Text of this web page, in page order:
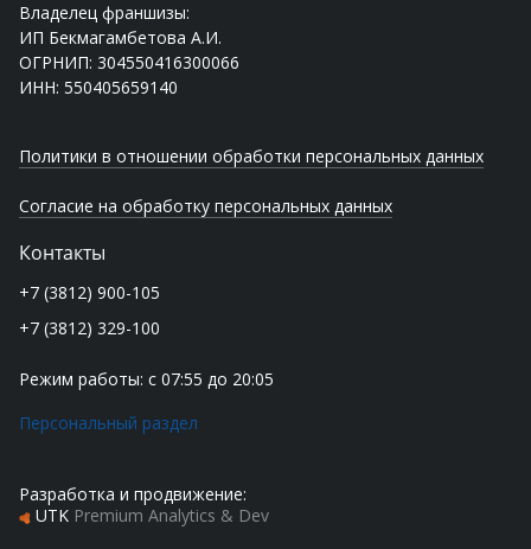
Владелец франшизы:
ИП Бекмагамбетова А.И.
ОГРНИП: 304550416300066
ИНН: 550405659140
Политики в отношении обработки персональных данных
Согласие на обработку персональных данных
Контакты
+7 (3812) 900-105
+7 (3812) 329-100
Режим работы: с 07:55 до 20:05
Персональный раздел
Разработка и продвижение:
UTK Premium Analytics & Dev